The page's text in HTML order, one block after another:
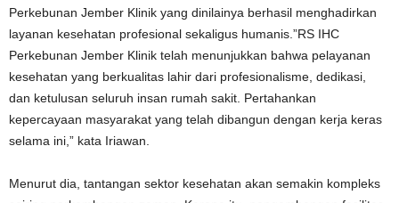
Perkebunan Jember Klinik yang dinilainya berhasil menghadirkan
layanan kesehatan profesional sekaligus humanis.”RS IHC
Perkebunan Jember Klinik telah menunjukkan bahwa pelayanan
kesehatan yang berkualitas lahir dari profesionalisme, dedikasi,
dan ketulusan seluruh insan rumah sakit. Pertahankan
kepercayaan masyarakat yang telah dibangun dengan kerja keras
selama ini,” kata Iriawan.
Menurut dia, tantangan sektor kesehatan akan semakin kompleks